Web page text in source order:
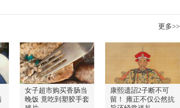
更多>>
女子超市购买香肠当
晚饭 竟吃到塑胶手套
康熙遗詔2子断不可
留！ 雍正不仅公然抗